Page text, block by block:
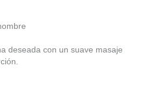
deseada con un suave masaje